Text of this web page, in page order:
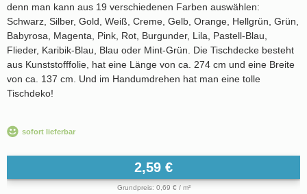
denn man kann aus 19 verschiedenen Farben auswählen:
Schwarz, Silber, Gold, Weiß, Creme, Gelb, Orange, Hellgrün, Grün,
Babyrosa, Magenta, Pink, Rot, Burgunder, Lila, Pastell-Blau,
Flieder, Karibik-Blau, Blau oder Mint-Grün. Die Tischdecke besteht
aus Kunststofffolie, hat eine Länge von ca. 274 cm und eine Breite
von ca. 137 cm. Und im Handumdrehen hat man eine tolle
Tischdeko!
sofort lieferbar
2,59 €
Grundpreis: 0,69 € / m²